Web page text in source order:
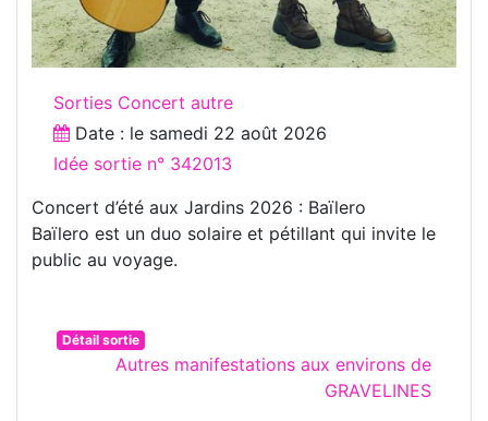
Sorties Concert autre
Date : le samedi 22 août 2026
Idée sortie n° 342013
Concert d’été aux Jardins 2026 : Baïlero
Baïlero est un duo solaire et pétillant qui invite le
public au voyage.
Détail sortie
Autres manifestations aux environs de
GRAVELINES